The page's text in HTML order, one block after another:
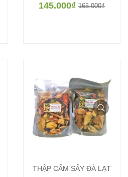
Được xếp hạng1.675 sao165.000₫
145.000₫
THẬP CẨM SẤY ĐÀ LẠT